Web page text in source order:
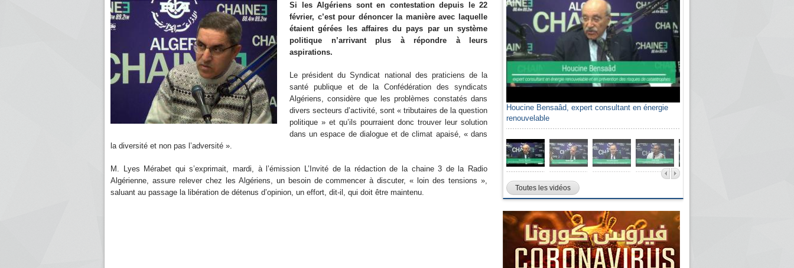
Si les Algériens sont en contestation depuis le 22
février, c’est pour dénoncer la manière avec laquelle
étaient gérées les affaires du pays par un système
politique n’arrivant plus à répondre à leurs
aspirations.
Le président du Syndicat national des praticiens de la
santé publique et de la Confédération des syndicats
Algériens, considère que les problèmes constatés dans
divers secteurs d’activité, sont « tributaires de la question
politique » et qu’ils pourraient donc trouver leur solution
dans un espace de dialogue et de climat apaisé, « dans
la diversité et non pas l’adversité ».
M. Lyes Mérabet qui s’exprimait, mardi, à l’émission L’Invité de la rédaction de la chaine 3 de la Radio
Algérienne, assure relever chez les Algériens, un besoin de commencer à discuter, « loin des tensions »,
saluant au passage la libération de détenus d’opinion, un effort, dit-il, qui doit être maintenu.
Houcine Bensaâd, expert consultant en énergie
renouvelable
Toutes les vidéos